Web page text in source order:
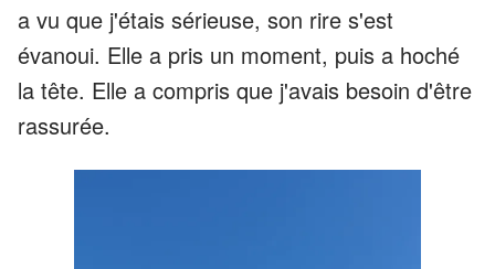
a vu que j'étais sérieuse, son rire s'est
évanoui. Elle a pris un moment, puis a hoché
la tête. Elle a compris que j'avais besoin d'être
rassurée.